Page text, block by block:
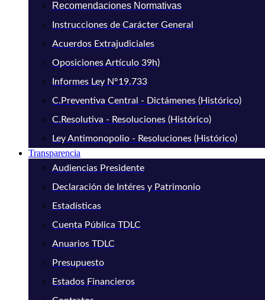
Recomendaciones Normativas
Instrucciones de Carácter General
Acuerdos Extrajudiciales
Oposiciones Artículo 39h)
Informes Ley N°19.733
C.Preventiva Central - Dictámenes (Histórico)
C.Resolutiva - Resoluciones (Histórico)
Ley Antimonopolio - Resoluciones (Histórico)
Transparencia
Audiencias Presidente
Declaración de Intéres y Patrimonio
Estadísticas
Cuenta Pública TDLC
Anuarios TDLC
Presupuesto
Estados Financieros